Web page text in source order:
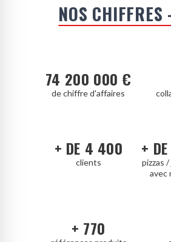
NOS CHIFFRES
74 200 000 €
de chiffre d'affaires
+ DE 4 400
clients
+
pizzas
avec
+ 770